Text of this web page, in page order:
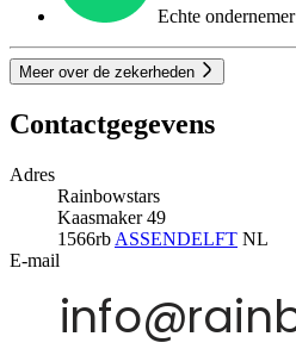
Echte ondernemer
Meer over de zekerheden
Contactgegevens
Adres
Rainbowstars
Kaasmaker 49
1566rb ASSENDELFT NL
E-mail